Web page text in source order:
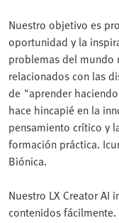
Nuestro objetivo es
oportunidad y la
problemas del mundo
relacionados con las
de "aprender
hace hincapié en la
pensamiento crítico y
formación práctica.
Biónica.
Nuestro LX Creator AI
contenidos fácilmente.